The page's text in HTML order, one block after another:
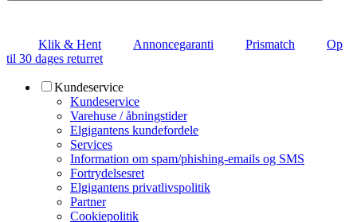
Klik & Hent Annoncegaranti Prismatch
Op
til 30 dages returret
Kundeservice
Kundeservice
Varehuse / åbningstider
Elgigantens kundefordele
Services
Information om spam/phishing-emails og SMS
Fortrydelsesret
Elgigantens privatlivspolitik
Partner
Cookiepolitik